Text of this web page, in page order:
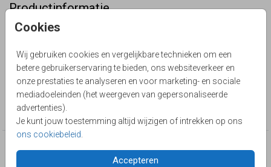
Cookies
Wij gebruiken cookies en vergelijkbare technieken om een
betere gebruikerservaring te bieden, ons websiteverkeer en
onze prestaties te analyseren en voor marketing- en sociale
mediadoeleinden (het weergeven van gepersonaliseerde
advertenties).
Je kunt jouw toestemming altijd wijzigen of intrekken op ons
ons cookiebeleid
Accepteren
Productinformatie
Omschrijving
jongen. Met zwart en wit en een vleugje mint groen,
sterren en it's a boy versje in hand lettering.
Collectie
kraamborrelkaartjes
Deze producten zijn wellicht ook iets voor je